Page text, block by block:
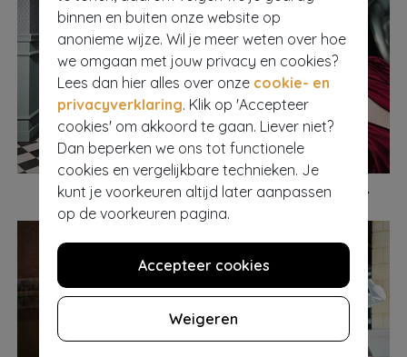
binnen en buiten onze website op
anonieme wijze. Wil je meer weten over hoe
we omgaan met jouw privacy en cookies?
Lees dan hier alles over onze cookie- en
privacyverklaring. Klik op 'Accepteer
cookies' om akkoord te gaan. Liever niet?
Dan beperken we ons tot functionele
cookies en vergelijkbare technieken. Je
kunt je voorkeuren altijd later aanpassen
op de voorkeuren pagina.
Accepteer cookies
Weigeren
General Hair & Beauty